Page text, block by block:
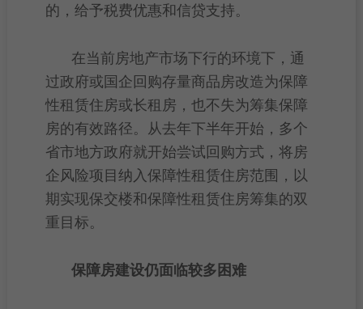
的，给予税费优惠和信贷支持。
在当前房地产市场下行的环境下，通
过政府或国企回购存量商品房改造为保障
性租赁住房或长租房，也不失为筹集保障
房的有效路径。从去年下半年开始，多个
省市地方政府就开始尝试回购方式，将房
企风险项目纳入保障性租赁住房范围，以
期实现保交楼和保障性租赁住房筹集的双
重目标。
保障房建设仍面临较多困难